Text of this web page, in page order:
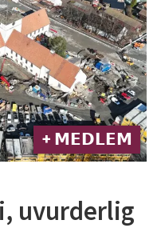
+ 𝗠𝗘𝗗𝗟𝗘𝗠
uvurderlig